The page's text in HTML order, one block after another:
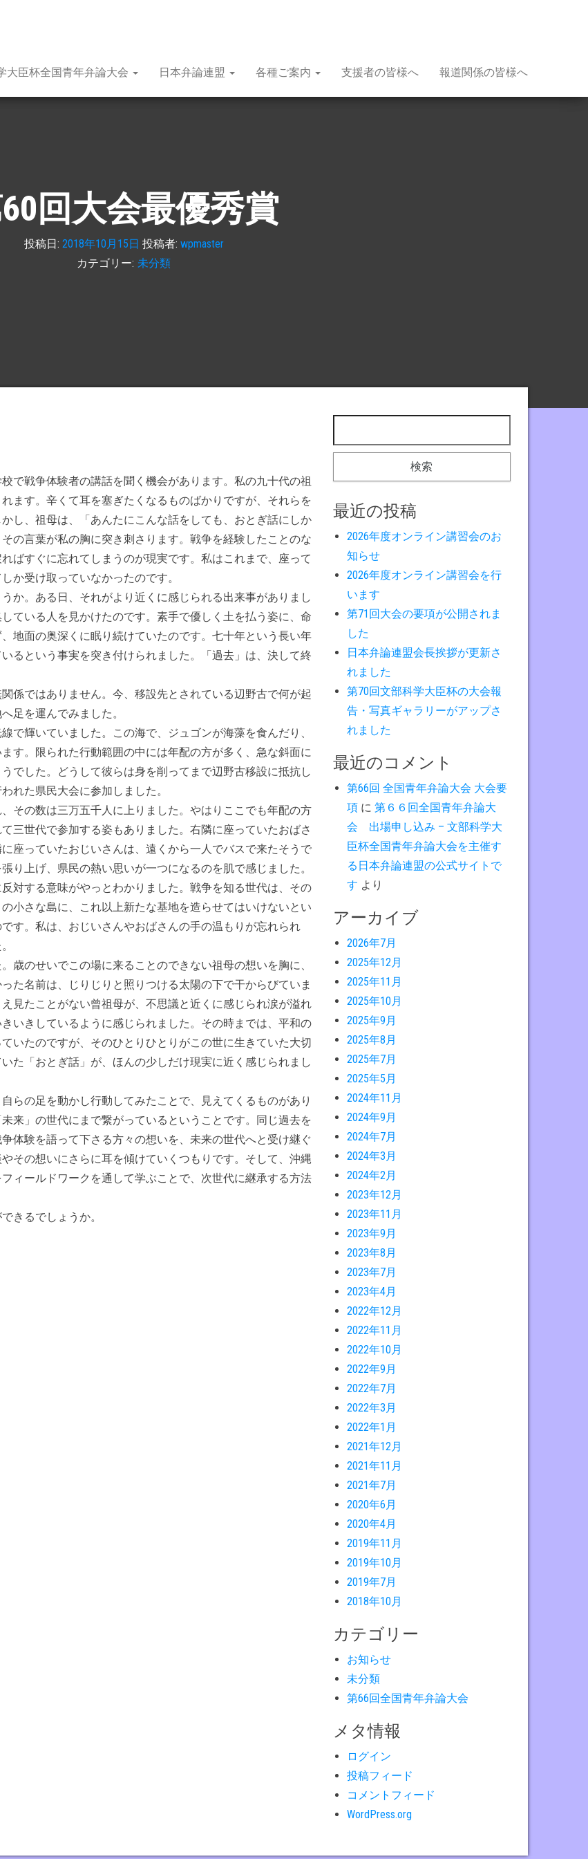
大臣杯全国青年弁論大会 日本弁論連盟 各種ご案内 支援者の皆様へ 報道関係の皆様へ
回大会最優秀賞
投稿日: 2018年10月15日 投稿者: wpmaster
カテゴリー: 未分類
で戦争体験者の講話を聞く機会があります。私の九十代の祖
ます。辛くて耳を塞ぎたくなるものばかりですが、それらを
し、祖母は、「あんたにこんな話をしても、おとぎ話にしか
の言葉が私の胸に突き刺さります。戦争を経験したことのな
ばすぐに忘れてしまうのが現実です。私はこれまで、座って
か受け取っていなかったのです。
か。ある日、それがより近くに感じられる出来事がありまし
ている人を見かけたのです。素手で優しく土を払う姿に、命
地面の奥深くに眠り続けていたのです。七十年という長い年
るという事実を突き付けられました。「過去」は、決して終
係ではありません。今、移設先とされている辺野古で何が起
足を運んでみました。
で輝いていました。この海で、ジュゴンが海藻を食んだり、
す。限られた行動範囲の中には年配の方が多く、急な斜面に
でした。どうして彼らは身を削ってまで辺野古移設に抵抗し
れた県民大会に参加しました。
その数は三万五千人に上りました。やはりここでも年配の方
三世代で参加する姿もありました。右隣に座っていたおばさ
座っていたおじいさんは、遠くから一人でバスで来たそうで
り上げ、県民の熱い思いが一つになるのを肌で感じました。
対する意味がやっとわかりました。戦争を知る世代は、その
小さな島に、これ以上新たな基地を造らせてはいけないとい
す。私は、おじいさんやおばさんの手の温もりが忘れられ
歳のせいでこの場に来ることのできない祖母の想いを胸に、
た名前は、じりじりと照りつける太陽の下で干からびていま
見たことがない曾祖母が、不思議と近くに感じられ涙が溢れ
いきしているように感じられました。その時までは、平和の
いたのですが、そのひとりひとりがこの世に生きていた大切
た「おとぎ話」が、ほんの少しだけ現実に近く感じられまし
らの足を動かし行動してみたことで、見えてくるものがあり
来」の世代にまで繋がっているということです。同じ過去を
体験を語って下さる方々の想いを、未来の世代へと受け継ぐ
その想いにさらに耳を傾けていくつもりです。そして、沖縄
ィールドワークを通して学ぶことで、次世代に継承する方法
きるでしょうか。
最近の投稿
2026年度オンライン講習会のお
知らせ
2026年度オンライン講習会を行
います
第71回大会の要項が公開されま
した
日本弁論連盟会長挨拶が更新さ
れました
第70回文部科学大臣杯の大会報
告・写真ギャラリーがアップさ
れました
最近のコメント
第66回 全国青年弁論大会 大会要
項に 第６６回全国青年弁論大
会 出場申し込み – 文部科学大
臣杯全国青年弁論大会を主催す
る日本弁論連盟の公式サイトで
す より
アーカイブ
2026年7月
2025年12月
2025年11月
2025年10月
2025年9月
2025年8月
2025年7月
2025年5月
2024年11月
2024年9月
2024年7月
2024年3月
2024年2月
2023年12月
2023年11月
2023年9月
2023年8月
2023年7月
2023年4月
2022年12月
2022年11月
2022年10月
2022年9月
2022年7月
2022年3月
2022年1月
2021年12月
2021年11月
2021年7月
2020年6月
2020年4月
2019年11月
2019年10月
2019年7月
2018年10月
カテゴリー
お知らせ
未分類
第66回全国青年弁論大会
メタ情報
ログイン
投稿フィード
コメントフィード
WordPress.org